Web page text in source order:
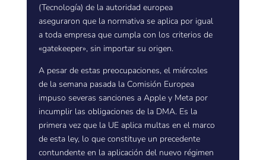
(Tecnología) de la autoridad europea
aseguraron que la normativa se aplica por igual
a toda empresa que cumpla con los criterios de
«gatekeeper», sin importar su origen.
A pesar de estas preocupaciones, el miércoles
de la semana pasada la Comisión Europea
impuso severas sanciones a Apple y Meta por
incumplir las obligaciones de la DMA. Es la
primera vez que la UE aplica multas en el marco
de esta ley, lo que constituye un precedente
contundente en la aplicación del nuevo régimen